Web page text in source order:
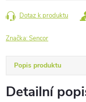
Dotaz k produktu
Značka:Sencor
Popis produktu
Detailní